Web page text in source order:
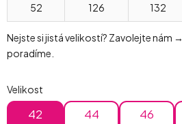
52 126 132
Nejste si jistá velikostí? Zavolejte nám →
poradíme.
Velikost
42 44 46